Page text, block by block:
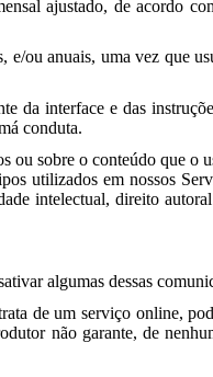
ajustado, de acordo
e/ou anuais, uma vez que
da interface e das
conduta.
sobre o conteúdo que o
utilizados em nossos
intelectual, direito
algumas dessas
de um serviço online,
não garante, de